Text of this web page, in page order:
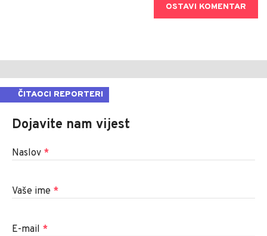
OSTAVI KOMENTAR
ČITAOCI REPORTERI
Dojavite nam vijest
Naslov *
Vaše ime *
E-mail *